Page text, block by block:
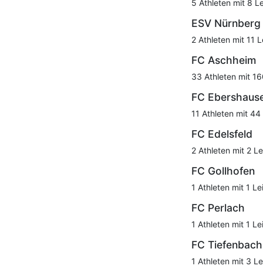
5 Athleten mit 8
ESV
2 Athleten mit 11
FC Aschheim
33 Athleten mit
FC
11 Athleten mit
FC Edelsfeld
2 Athleten mit 2
FC Gollhofen
1 Athleten mit 1
FC Perlach
1 Athleten mit 1
FC
1 Athleten mit 3